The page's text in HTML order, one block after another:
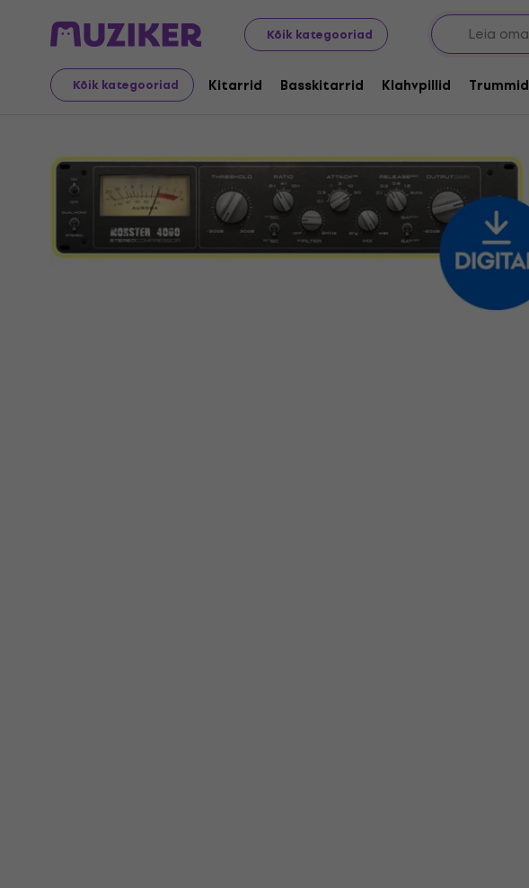
Kõik kategooriad
Kõik kategooriad Kitarrid Basskitarrid Klahvpillid Trummid
Muusikariistad Stuudio Stuudiotarkvara Efektide pistikprogrammid
Video